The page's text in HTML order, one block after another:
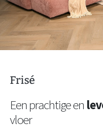
Frisé
Een prachtige en
vloer